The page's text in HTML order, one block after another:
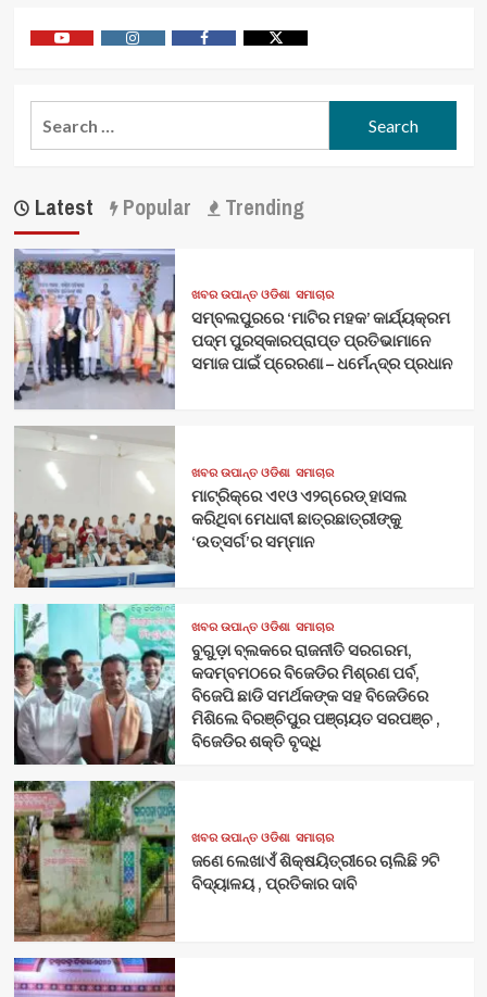
Latest Popular Trending
ଖବର ଉପାନ୍ତ ଓଡିଶା ସମାଚାର
ସମ୍ବଲପୁରରେ ‘ମାଟିର ମହକ’ କାର୍ଯ୍ୟକ୍ରମ
ପଦ୍ମ ପୁରସ୍କାରପ୍ରାପ୍ତ ପ୍ରତିଭାମାନେ
ସମାଜ ପାଇଁ ପ୍ରେରଣା – ଧର୍ମେନ୍ଦ୍ର ପ୍ରଧାନ
ଖବର ଉପାନ୍ତ ଓଡିଶା ସମାଚାର
ମାଟ୍ରିକ୍‌ରେ ଏ୧ଓ ଏ୨ଗ୍ରେଡ୍‌ ହାସଲ
କରିଥିବା ମେଧାବୀ ଛାତ୍ରଛାତ୍ରୀଙ୍କୁ
‘ଉତ୍ସର୍ଗ’ର ସମ୍ମାନ
ଖବର ଉପାନ୍ତ ଓଡିଶା ସମାଚାର
ବୁଗୁଡ଼ା ବ୍ଲକରେ ରାଜନୀତି ସରଗରମ,
କଦମ୍ବମଠରେ ବିଜେଡିର ମିଶ୍ରଣ ପର୍ବ,
ବିଜେପି ଛାଡି ସମର୍ଥକଙ୍କ ସହ ବିଜେଡିରେ
ମିଶିଲେ ବିରଞ୍ଚିପୁର ପଞ୍ଚାୟତ ସରପଞ୍ଚ ,
ବିଜେଡିର ଶକ୍ତି ବୃଦ୍ଧି
ଖବର ଉପାନ୍ତ ଓଡିଶା ସମାଚାର
ଜଣେ ଲେଖାଏଁ ଶିକ୍ଷୟିତ୍ରୀରେ ଚାଲିଛି ୨ଟି
ବିଦ୍ୟାଳୟ , ପ୍ରତିକାର ଦାବି